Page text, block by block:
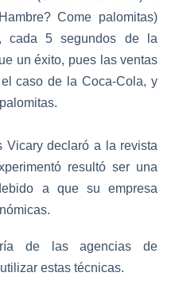
Come palomitas)
cada 5 segundos de la
un éxito, pues las ventas
caso de la Coca-Cola, y
Vicary declaró a la revista
resultó ser una
a que su empresa
de las agencias de
estas técnicas.